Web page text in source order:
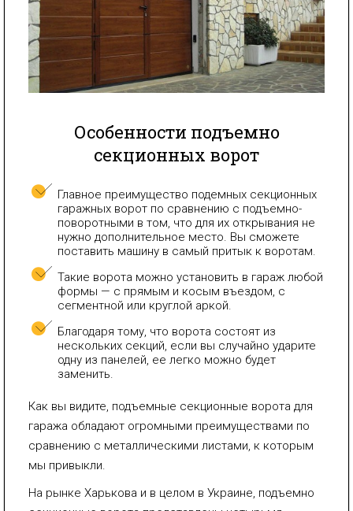
Особенности подъемно
секционных ворот
Главное преимущество подемных секционных
гаражных ворот по сравнению с подъемно-
поворотными в том, что для их открывания не
нужно дополнительное место. Вы сможете
поставить машину в самый притык к воротам.
Такие ворота можно установить в гараж любой
формы — с прямым и косым въездом, с
сегментной или круглой аркой.
Благодаря тому, что ворота состоят из
нескольких секций, если вы случайно ударите
одну из панелей, ее легко можно будет
заменить.
Как вы видите, подъемные секционные ворота для
гаража обладают огромными преимуществами по
сравнению с металлическими листами, к которым
мы привыкли.
На рынке Харькова и в целом в Украине, подъемно